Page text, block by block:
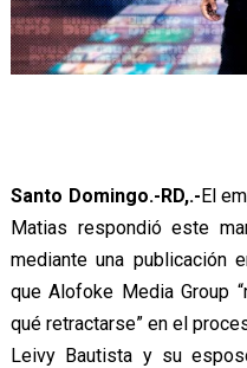
Santo Domingo.-RD,.-El
Matias respondió este
mediante una publicación
que Alofoke Media Group
qué retractarse” en el
Leivy Bautista y su